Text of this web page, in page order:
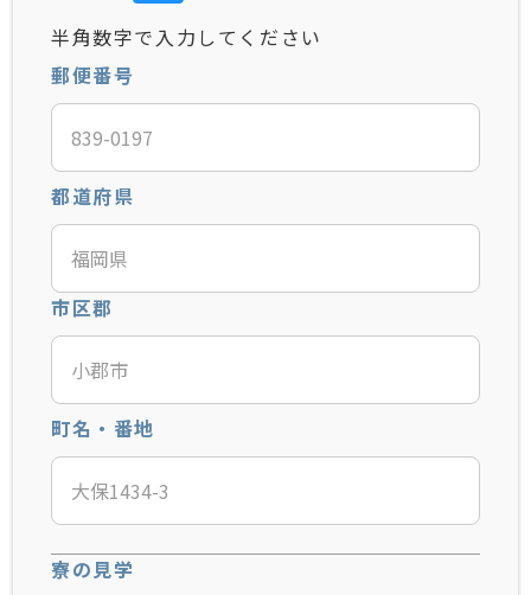
半角数字で入力してください
郵便番号
都道府県
市区郡
町名・番地
寮の見学